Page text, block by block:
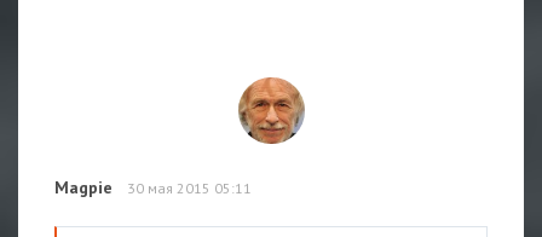
Magpie 30 мая 2015 05:11